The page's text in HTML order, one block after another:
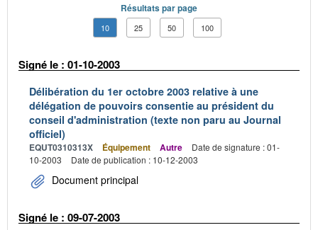
Résultats par page
10 25 50 100
Signé le : 01-10-2003
Délibération du 1er octobre 2003 relative à une
délégation de pouvoirs consentie au président du
conseil d'administration (texte non paru au Journal
officiel)
EQUT0310313X Équipement Autre
Date de signature : 01-
10-2003
Date de publication : 10-12-2003
Document principal
Signé le : 09-07-2003